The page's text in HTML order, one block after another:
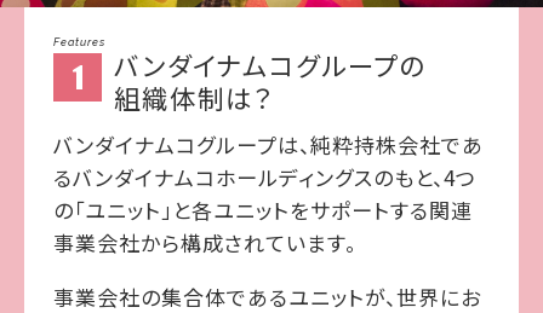
Features
バンダイナムコグループの
組織体制は？
バンダイナムコグループは、純粋持株会社であ
るバンダイナムコホールディングスのもと、4つ
の「ユニット」と各ユニットをサポートする関連
事業会社から構成されています。
事業会社の集合体であるユニットが、世界にお